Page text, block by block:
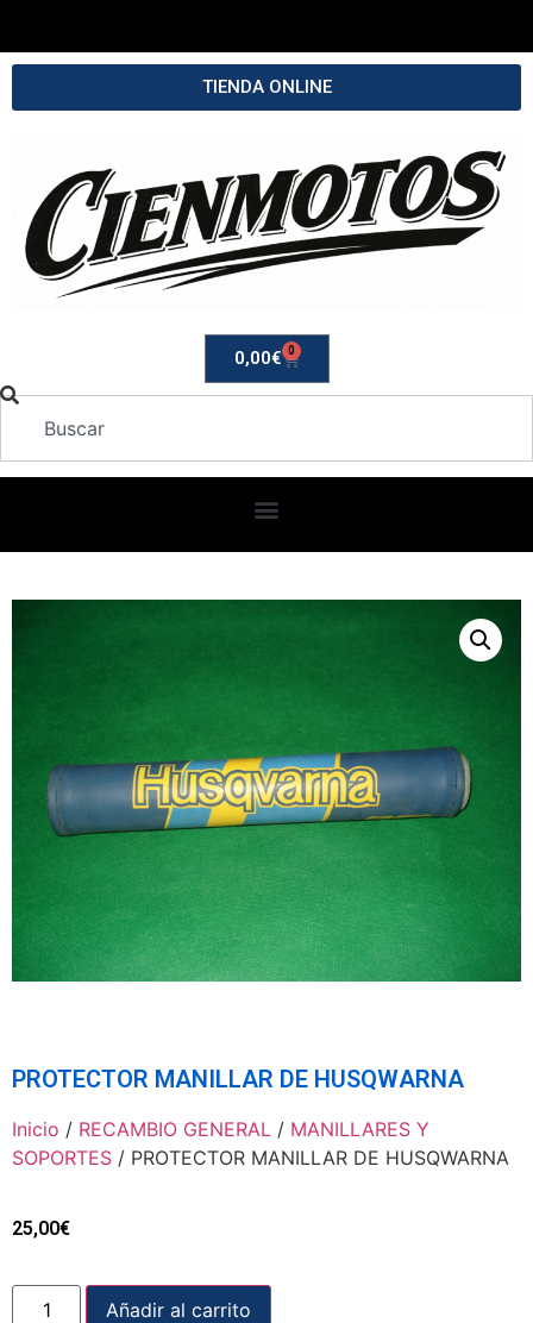
TIENDA ONLINE
0,00€ 0
PROTECTOR MANILLAR DE HUSQWARNA
Inicio / RECAMBIO GENERAL / MANILLARES Y
SOPORTES / PROTECTOR MANILLAR DE HUSQWARNA
25,00€
Añadir al carrito